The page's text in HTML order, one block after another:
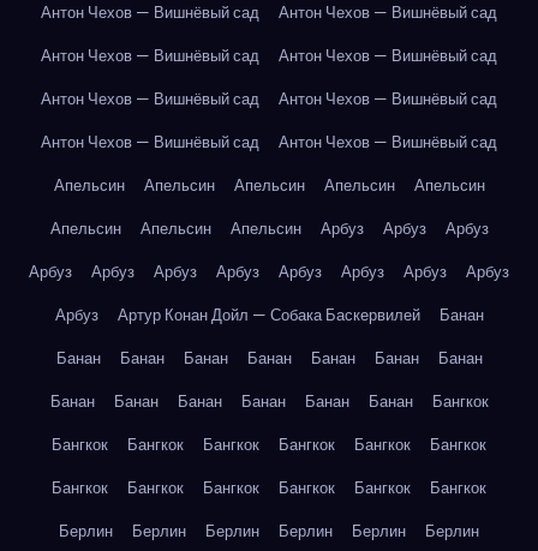
Антон Чехов — Вишнёвый сад
Антон Чехов — Вишнёвый сад
Антон Чехов — Вишнёвый сад
Антон Чехов — Вишнёвый сад
Антон Чехов — Вишнёвый сад
Антон Чехов — Вишнёвый сад
Антон Чехов — Вишнёвый сад
Антон Чехов — Вишнёвый сад
Апельсин
Апельсин Апельсин Апельсин
Апельсин
Апельсин
Апельсин Апельсин Арбуз Арбуз
Арбуз
Арбуз
Арбуз Арбуз Арбуз Арбуз Арбуз Арбуз
Арбуз
Арбуз
Артур Конан Дойл — Собака Баскервилей
Банан
Банан
Банан Банан Банан Банан Банан
Банан
Банан
Банан Банан Банан Банан Банан
Бангкок
Бангкок
Бангкок Бангкок Бангкок Бангкок
Бангкок
Бангкок
Бангкок Бангкок Бангкок Бангкок
Бангкок
Берлин
Берлин Берлин Берлин Берлин Берлин